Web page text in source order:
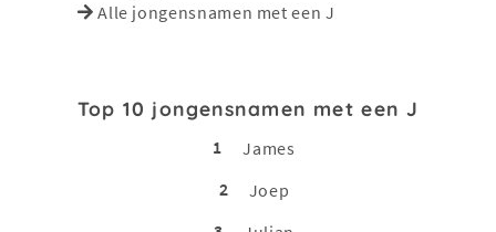
Alle jongensnamen met een J
Top 10 jongensnamen met een J
1
James
2
Joep